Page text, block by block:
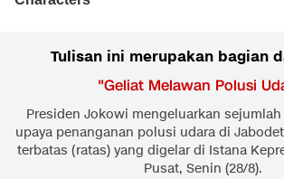
Tulisan ini merupakan bagian
"Geliat Melawan Polusi
Presiden Jokowi mengeluarkan
upaya penanganan polusi udara di
terbatas (ratas) yang digelar di Istana
Pusat, Senin (28/8).